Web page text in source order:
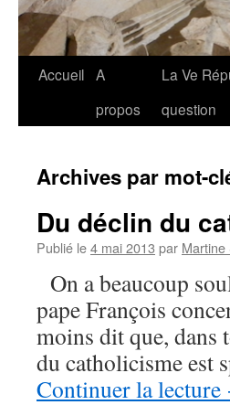
Accueil A
propos
La Ve
question
Archives par mot-
Du déclin du
Publié le4 mai 2013 par Martine
On a beaucoup
pape François
moins dit que, dans
du catholicisme est
Continuer la lecture